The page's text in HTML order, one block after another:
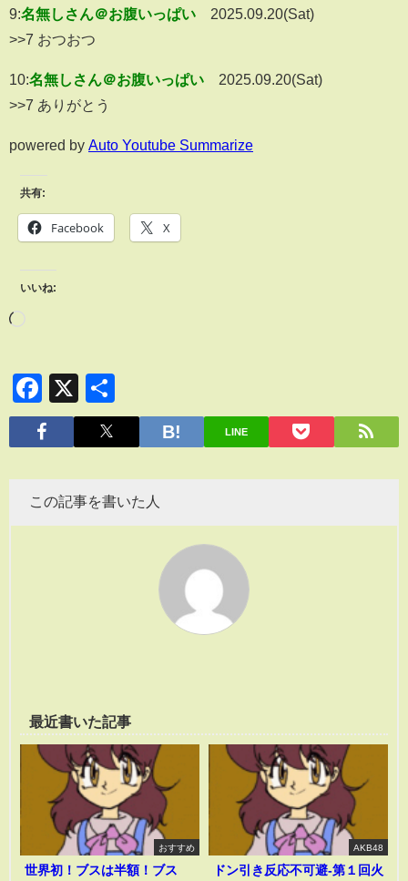
9:名無しさん＠お腹いっぱい
2025.09.20(Sat)
>>7 おつおつ
10:名無しさん＠お腹いっぱい
2025.09.20(Sat)
>>7 ありがとう
powered by Auto Youtube Summarize
共有:
Facebook X
いいね:
Facebook
X
有
LINE
この記事を書いた人
最近書いた記事
おすすめ
世界初！ブスは半額！ブス
AKB48
ドン引き反応不可避-第１回火